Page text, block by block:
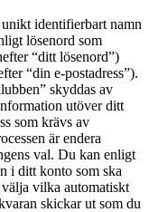
identifierbart namn
lösenord som
“ditt lösenord”)
“din e-postadress”).
skyddas av
utöver ditt
som krävs av
är endera
val. Du kan enligt
i ditt konto som ska
vilka automatiskt
skickar ut som du